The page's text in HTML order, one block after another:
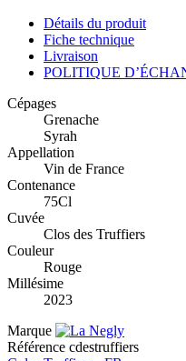
Détails du produit
Fiche technique
Livraison
POLITIQUE
Cépages
Grenache
Syrah
Appellation
Vin de France
Contenance
75Cl
Cuvée
Clos des Truffiers
Couleur
Rouge
Millésime
2023
Marque
Référence cdestruffiers